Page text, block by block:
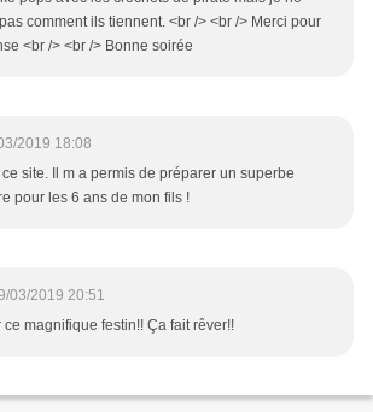
comment ils tiennent. <br /> <br /> Merci pour
<br /> <br /> Bonne soirée
2019 18:08
site. Il m a permis de préparer un superbe
pour les 6 ans de mon fils !
03/2019 20:51
ce magnifique festin!! Ça fait rêver!!